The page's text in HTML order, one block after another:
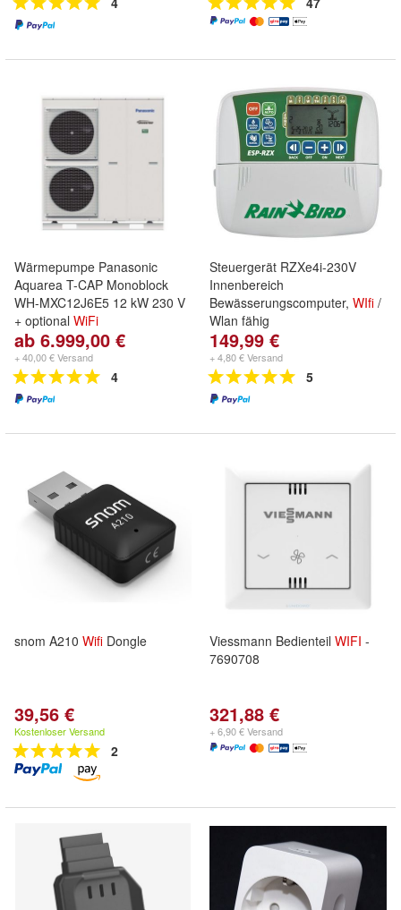
Wärmepumpe Panasonic
Aquarea T-CAP Monoblock
WH-MXC12J6E5 12 kW 230 V
+ optional WiFi
ab 6.999,00 €
+ 40,00 € Versand
4
Steuergerät RZXe4i-230V
Innenbereich
Bewässerungscomputer, WIfi /
Wlan fähig
149,99 €
+ 4,80 € Versand
5
snom A210 Wifi Dongle
39,56 €
Kostenloser Versand
2
Viessmann Bedienteil WIFI -
7690708
321,88 €
+ 6,90 € Versand